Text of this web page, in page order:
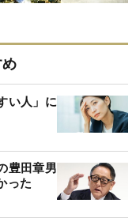
い人」に
豊田章男
った